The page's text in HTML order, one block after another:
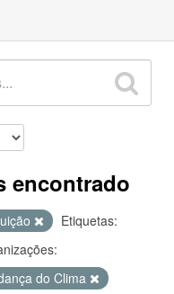
encontrado
Etiquetas:
do Clima